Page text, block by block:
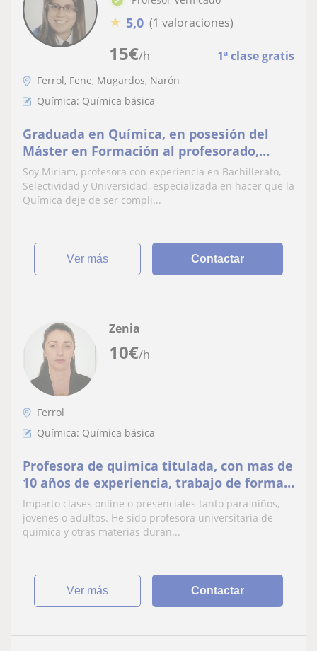
15€/h 1ª clase gratis
★ 5,0 (1 valoraciones)
Ferrol, Fene, Mugardos, Narón
Química: Química básica
Graduada en Química, en posesión del
Máster en Formación al profesorado,
ofrece clases a Bachiller en Ferrol
Soy Miriam, profesora con experiencia en Bachillerato,
Selectividad y Universidad, especializada en hacer que la
Química deje de ser compli...
ver más Contactar
10€/h
Zenia
Ferrol
Química: Química básica
Profesora de quimica titulada, con mas de
10 años de experiencia, trabajo de forma
online o presencial
Imparto clases online o presenciales tanto para niños,
jovenes o adultos. He sido profesora universitaria de
quimica y otras materias duran...
ver más Contactar